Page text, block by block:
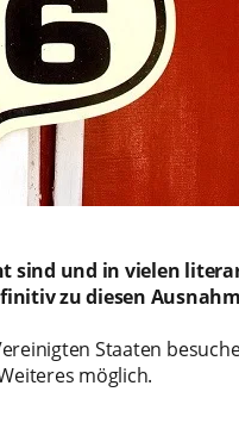
sind und in vielen
zu diesen
Staaten
möglich.